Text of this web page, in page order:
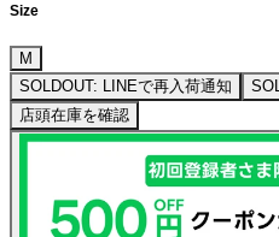
Size
M
SOLDOUT: LINEで再入荷通知
店頭在庫を確認